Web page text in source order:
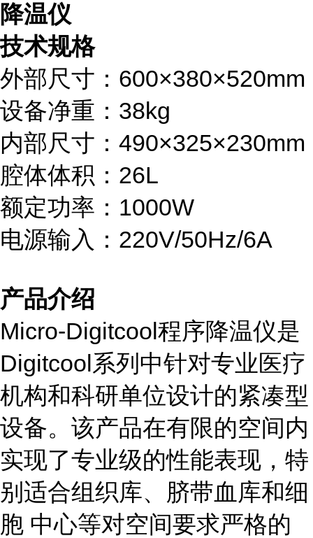
降温仪
技术规格
外部尺寸：600×380×520mm
设备净重：38kg
内部尺寸：490×325×230mm
腔体体积：26L
额定功率：1000W
电源输入：220V/50Hz/6A
产品介绍
Micro-Digitcool程序降温仪是
Digitcool系列中针对专业医疗
机构和科研单位设计的紧凑型
设备。该产品在有限的空间内
实现了专业级的性能表现，特
别适合组织库、脐带血库和细
胞 中心等对空间要求严格的